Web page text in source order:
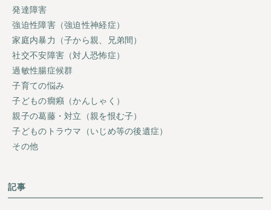
発達障害
強迫性障害（強迫性神経症）
家庭内暴力（子から親、兄弟間）
社交不安障害（対人恐怖症）
過敏性腸症候群
子育ての悩み
子どもの癇癪（かんしゃく）
親子の葛藤・対立（親を恨む子）
子どものトラウマ（いじめ等の後遺症）
その他
記事